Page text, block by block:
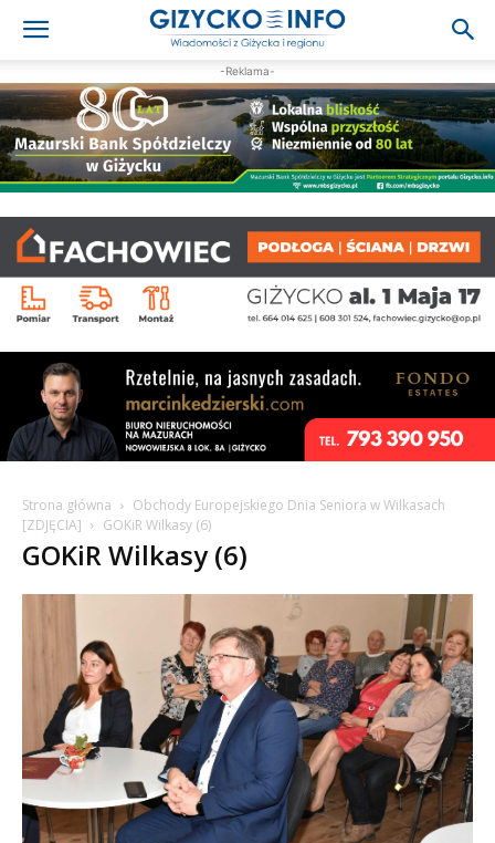
-Reklama-
Strona główna
Obchody Europejskiego Dnia Seniora w Wilkasach
[ZDJĘCIA]
GOKiR Wilkasy (6)
GOKiR Wilkasy (6)